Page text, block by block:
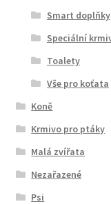
Smart doplňky
Speciální
Toalety
Vše pro koťata
Koně
Krmivo pro ptáky
Malá zvířata
Nezařazené
Psi